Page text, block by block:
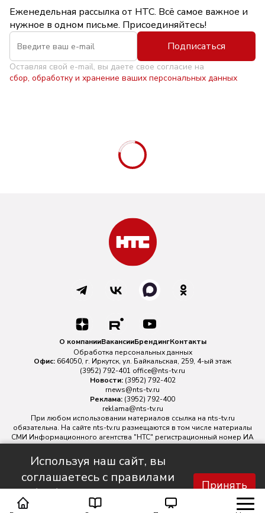
Еженедельная рассылка от НТС. Всё самое важное и
нужное в одном письме. Присоединяйтесь!
Подписаться
Оставляя свой e-mail, вы даете свое согласие на
сбор, обработку и хранение ваших персональных данных
Используя наш сайт, вы
соглашаетесь с правилами
обработки персональных
данных.
Принять
О компанииВакансииБрендингКонтакты
Обработка персональных данных
Офис: 664050, г. Иркутск, ул. Байкальская, 259, 4-ый этаж
(3952) 792-401 office@nts-tv.ru
Новости: (3952) 792-402
rnews@nts-tv.ru
Реклама: (3952) 792-400
reklama@nts-tv.ru
При любом использовании материалов ссылка на nts-tv.ru
обязательна. На сайте nts-tv.ru размещаются в том числе материалы
СМИ Информационного агентства "НТС" регистрационный номер ИА
№ ФС 77 - 88763 зарегистрировано Федеральной службой по
надзору в сфере связи, информационных технологий и массовых
коммуникаций.
Главный редактор ИА "НТС" Иштулкин Евгений Александрович16+